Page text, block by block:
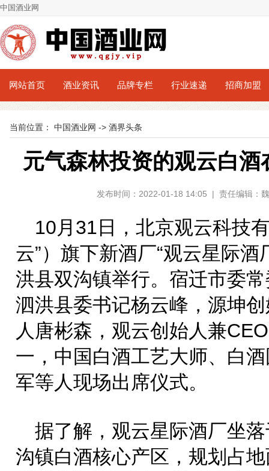
中国酒业网
网站首页 酒业资讯 品牌专栏 行业速递 招商加盟
当前位置： 中国酒业网 -> 酒界头条
元气森林投资的观云白
发布时间：2022-01-18 14:05 | 责任编辑：
10月31日，北京观云科技
云”）旗下新酒厂“观云星际
洪县双沟镇举行。宿迁市委
泗洪县委书记杨云峰，源坤
人唐彬森，观云创始人兼
一，中国白酒工艺大师、白
军等人现场出席仪式。
据了解，观云星际酒厂坐
沟镇白酒核心产区，规划占